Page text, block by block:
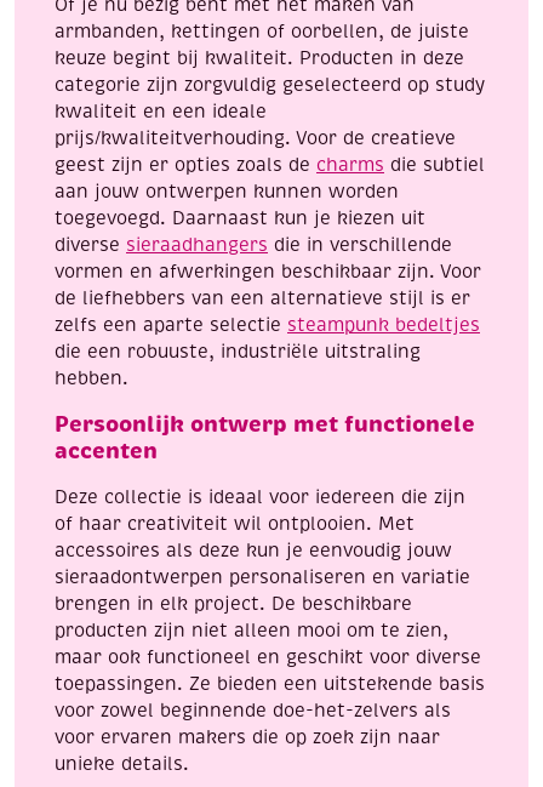
Of je nu bezig bent met het maken van
armbanden, kettingen of oorbellen, de juiste
keuze begint bij kwaliteit. Producten in deze
categorie zijn zorgvuldig geselecteerd op study
kwaliteit en een ideale
prijs/kwaliteitverhouding. Voor de creatieve
geest zijn er opties zoals de charms die subtiel
aan jouw ontwerpen kunnen worden
toegevoegd. Daarnaast kun je kiezen uit
diverse sieraadhangers die in verschillende
vormen en afwerkingen beschikbaar zijn. Voor
de liefhebbers van een alternatieve stijl is er
zelfs een aparte selectie steampunk bedeltjes
die een robuuste, industriële uitstraling
hebben.
Persoonlijk ontwerp met functionele
accenten
Deze collectie is ideaal voor iedereen die zijn
of haar creativiteit wil ontplooien. Met
accessoires als deze kun je eenvoudig jouw
sieraadontwerpen personaliseren en variatie
brengen in elk project. De beschikbare
producten zijn niet alleen mooi om te zien,
maar ook functioneel en geschikt voor diverse
toepassingen. Ze bieden een uitstekende basis
voor zowel beginnende doe-het-zelvers als
voor ervaren makers die op zoek zijn naar
unieke details.